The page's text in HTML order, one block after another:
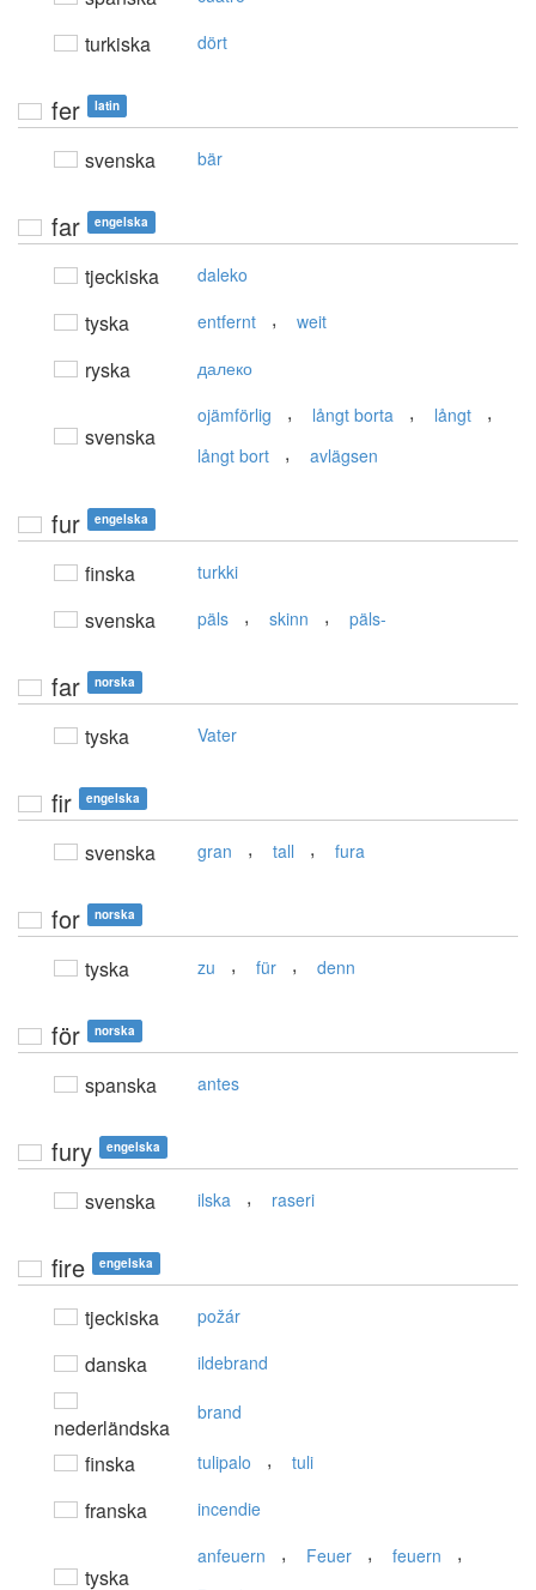
turkiska dört
fer latin
svenska bär
far engelska
tjeckiska daleko
tyska entfernt , weit
ryska далеко
svenska
ojämförlig , långt borta , långt ,
långt bort , avlägsen
fur engelska
finska turkki
svenska päls , skinn , päls-
far norska
tyska Vater
fir engelska
svenska gran , tall , fura
for norska
tyska zu , für , denn
för norska
spanska antes
fury engelska
svenska ilska , raseri
fire engelska
tjeckiska požár
danska ildebrand
nederländska
brand
finska tulipalo , tuli
franska incendie
tyska
anfeuern , Feuer , feuern ,